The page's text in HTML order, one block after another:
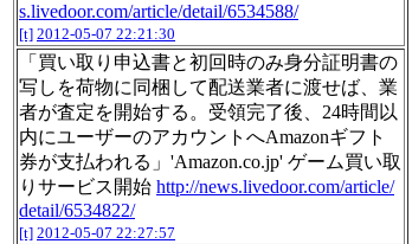
s.livedoor.com/article/detail/6534588/
[t] 2012-05-07 22:21:30
「買い取り申込書と初回時のみ身分証明書の
写しを荷物に同梱して配送業者に渡せば、業
者が査定を開始する。受領完了後、24時間以
内にユーザーのアカウントへAmazonギフト
券が支払われる」'Amazon.co.jp' ゲーム買い取
りサービス開始 http://news.livedoor.com/article/
detail/6534822/
[t] 2012-05-07 22:27:57